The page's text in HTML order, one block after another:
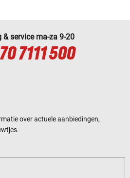
& service ma-za 9-20
7111 500
over actuele aanbiedingen,